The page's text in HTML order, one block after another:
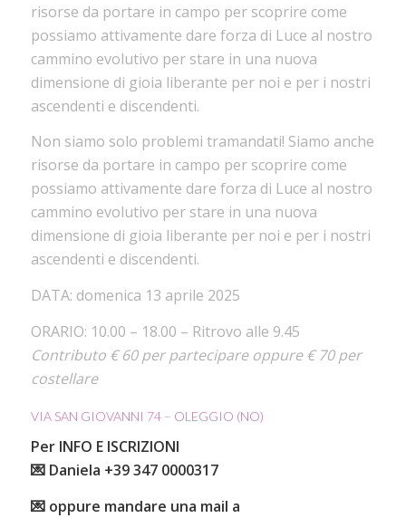
risorse da portare in campo per scoprire come
possiamo attivamente dare forza di Luce al nostro
cammino evolutivo per stare in una nuova
dimensione di gioia liberante per noi e per i nostri
ascendenti e discendenti.
Non siamo solo problemi tramandati! Siamo anche
risorse da portare in campo per scoprire come
possiamo attivamente dare forza di Luce al nostro
cammino evolutivo per stare in una nuova
dimensione di gioia liberante per noi e per i nostri
ascendenti e discendenti.
DATA: domenica 13 aprile 2025
ORARIO: 10.00 – 18.00 – Ritrovo alle 9.45
Contributo € 60 per partecipare oppure € 70 per
costellare
VIA SAN GIOVANNI 74 – OLEGGIO (NO)
Per INFO E ISCRIZIONI
💌 Daniela +39 347 0000317
💌 oppure mandare una mail a